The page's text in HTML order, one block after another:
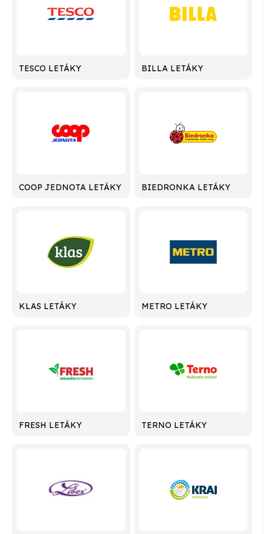
TESCO LETÁKY BILLA LETÁKY
COOP JEDNOTA LETÁKY BIEDRONKA LETÁKY
KLAS LETÁKY METRO LETÁKY
FRESH LETÁKY TERNO LETÁKY